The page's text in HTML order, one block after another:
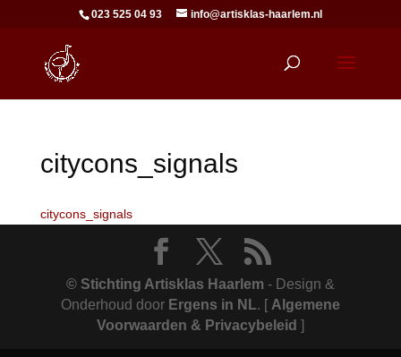
023 525 04 93 info@artisklas-haarlem.nl
citycons_signals
citycons_signals
© Stichting Artisklas Haarlem - Design &
Onderhoud door Ergens in NL. [ Algemene
Voorwaarden & Privacybeleid ]